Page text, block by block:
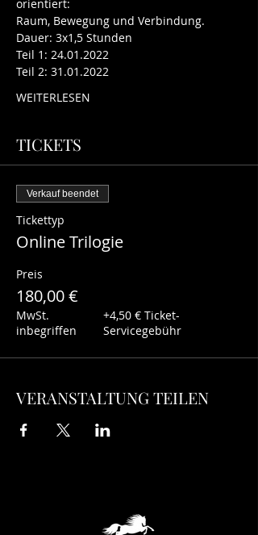
orientiert:
Raum, Bewegung und Verbindung.
Dauer: 3x1,5 Stunden
Teil 1: 24.01.2022
Teil 2: 31.01.2022
WEITERLESEN
TICKETS
Verkauf beendet
Tickettyp
Online Trilogie
Preis
180,00 €
MwSt.
inbegriffen
+4,50 € Ticket-
Servicegebühr
VERANSTALTUNG TEILEN